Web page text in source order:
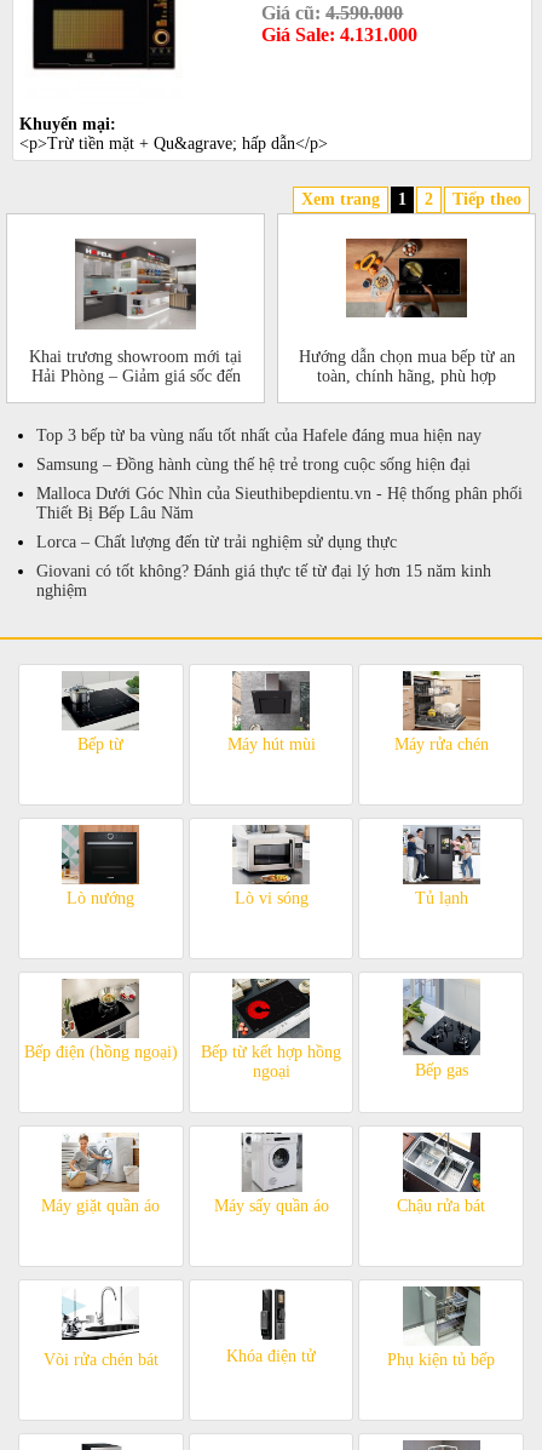
Giá cũ:4.590.000
Giá Sale: 4.131.000
Khuyến mại:
<p>Trừ tiền mặt + Qu&agrave; hấp dẫn</p>
Xem trang 1 2 Tiếp theo
Khai trương showroom mới tại
Hải Phòng – Giảm giá sốc đến
Hướng dẫn chọn mua bếp từ an
toàn, chính hãng, phù hợp
Top 3 bếp từ ba vùng nấu tốt nhất của Hafele đáng mua hiện nay
Samsung – Đồng hành cùng thế hệ trẻ trong cuộc sống hiện đại
Malloca Dưới Góc Nhìn của Sieuthibepdientu.vn - Hệ thống phân phối
Thiết Bị Bếp Lâu Năm
Lorca – Chất lượng đến từ trải nghiệm sử dụng thực
Giovani có tốt không? Đánh giá thực tế từ đại lý hơn 15 năm kinh
nghiệm
Bếp từ Máy hút mùi Máy rửa chén
Lò nướng Lò vi sóng Tủ lạnh
Bếp điện (hồng ngoại)
Bếp từ kết hợp hồng
ngoại
Bếp gas
Máy giặt quần áo Máy sấy quần áo Chậu rửa bát
Vòi rửa chén bát Khóa điện tử Phụ kiện tủ bếp